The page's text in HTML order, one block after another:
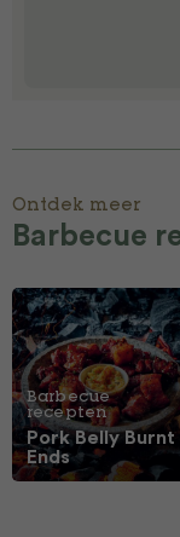
Ontdek meer
Barbecue
Barbecue
recepten
Pork Belly Burnt
Ends